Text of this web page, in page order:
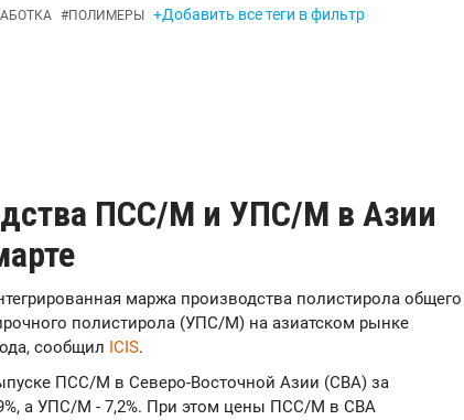
#ПОЛИМЕРЫ +Добавить все теги в фильтр
ПСC/М и УПС/М в Азии
маржа производства полистирола общего
полистирола (УПС/М) на азиатском рынке
сообщил ICIS.
ПСС/М в Северо-Восточной Азии (СВА) за
а УПС/М - 7,2%. При этом цены ПСС/М в СВА